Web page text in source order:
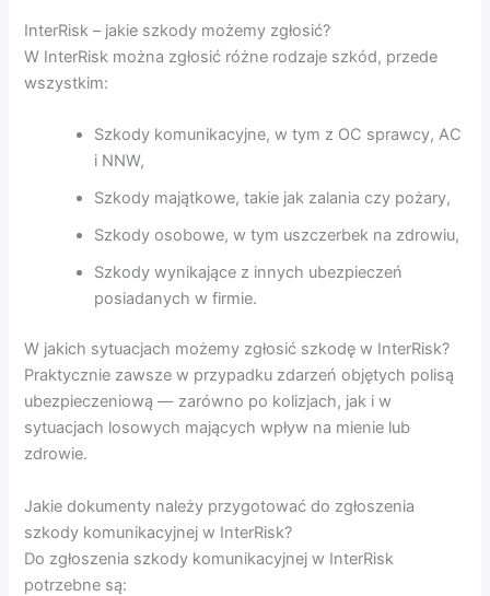
InterRisk – jakie szkody możemy zgłosić?
W InterRisk można zgłosić różne rodzaje szkód, przede
wszystkim:
Szkody komunikacyjne, w tym z OC sprawcy, AC
i NNW,
Szkody majątkowe, takie jak zalania czy pożary,
Szkody osobowe, w tym uszczerbek na zdrowiu,
Szkody wynikające z innych ubezpieczeń
posiadanych w firmie.
W jakich sytuacjach możemy zgłosić szkodę w InterRisk?
Praktycznie zawsze w przypadku zdarzeń objętych polisą
ubezpieczeniową — zarówno po kolizjach, jak i w
sytuacjach losowych mających wpływ na mienie lub
zdrowie.
Jakie dokumenty należy przygotować do zgłoszenia
szkody komunikacyjnej w InterRisk?
Do zgłoszenia szkody komunikacyjnej w InterRisk
potrzebne są: